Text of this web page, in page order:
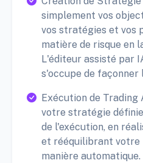
simplement vos
vos stratégies et vos
matière de risque en
L'éditeur assisté par
s'occupe de façonner
Exécution de Trading
votre stratégie
de l'exécution, en
et rééquilibrant votre
manière automatique.